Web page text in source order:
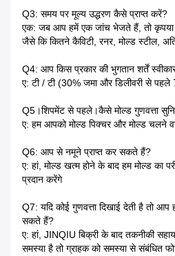
Q3: समय पर मूल्य उद्धरण कैसे प्राप्त करें?
एक: जब आप हमें एक जांच भेजते हैं, तो कृपया
जैसे कि कितने कैविटी, रनर, मोल्ड स्टील,
Q4: आप किस प्रकार की भुगतान शर्तें
ए: टी / टी (30% जमा और डिलीवरी से
Q5।शिपमेंट से पहले।कैसे मोल्ड गुणवत्ता
ए: हम आपको मोल्ड पिक्चर और मोल्ड चलने
Q6: आप से नमूने प्राप्त कर सकते हैं?
ए: हां, मोल्ड खत्म होने के बाद हम मोल्ड का
प्रदान करेंगे
Q7: यदि कोई गुणवत्ता दिखाई देती है तो
सकते हैं?
ए: हां, JINQIU बिक्री के बाद तकनीकी
समस्या है तो ग्राहक को समस्या से संबंधित